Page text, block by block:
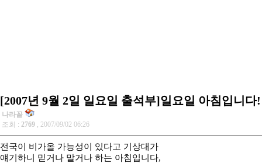
[2007년 9월 2일 일요일 출석부]일요일 아침입니다!
나라꼴
조회 : 2769 , 2007/09/02 06:26
전국이 비가올 가능성이 있다고 기상대가
얘기하니 믿거나 말거나 하는 아침입니다,